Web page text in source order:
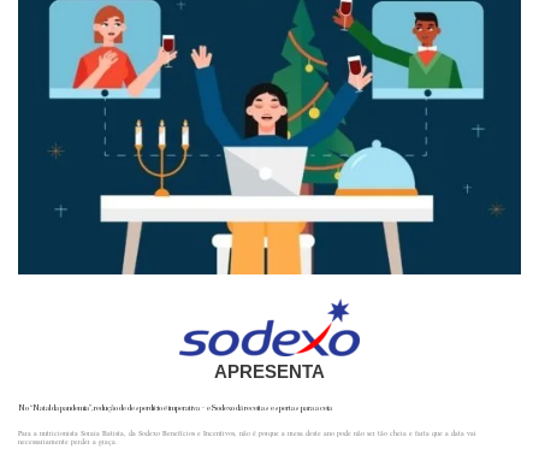
APRESENTA
No “Natal da pandemia”, redução de desperdício é imperativa – e Sodexo dá receitas espertas para a ceia
Para a nutricionista Soraia Batista, da Sodexo Benefícios e Incentivos, não é porque a mesa deste ano pode não ser tão cheia e farta que a data vai
necessariamente perder a graça.